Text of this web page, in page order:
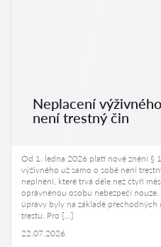
Neplacení
není trestný čin
Od 1. ledna 2026 platí nové znění §
výživného už samo o sobě není
neplnění, které trvá déle než čtyři
oprávněnou osobu nebezpečí
úpravy byly na základě
trestu. Pro […]
22.07.2026